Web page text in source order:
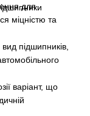
для
міцністю та
підшипників,
варіант, що